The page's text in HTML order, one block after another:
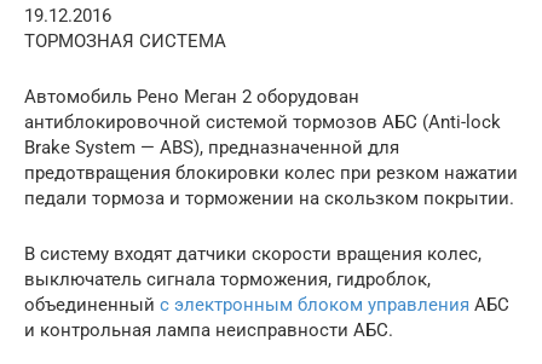
19.12.2016
ТОРМОЗНАЯ СИСТЕМА
Автомобиль Рено Меган 2 оборудован
антиблокировочной системой тормозов АБС (Anti-lock
Brake System — ABS), предназначенной для
предотвращения блокировки колес при резком нажатии
педали тормоза и торможении на скользком покрытии.
В систему входят датчики скорости вращения колес,
выключатель сигнала торможения, гидроблок,
объединенный с электронным блоком управления АБС
и контрольная лампа неисправности АБС.